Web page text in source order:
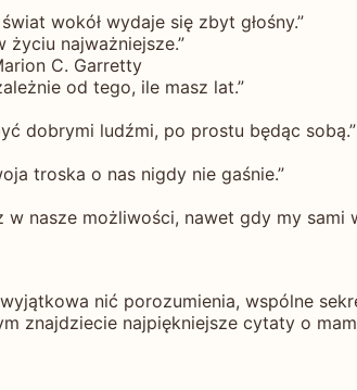
wokół wydaje się zbyt głośny.”
najważniejsze.”
C. Garretty
od tego, ile masz lat.”
dobrymi ludźmi, po prostu będąc sobą.”
troska o nas nigdy nie gaśnie.”
nasze możliwości, nawet gdy my sami
nić porozumienia, wspólne
znajdziecie najpiękniejsze cytaty o